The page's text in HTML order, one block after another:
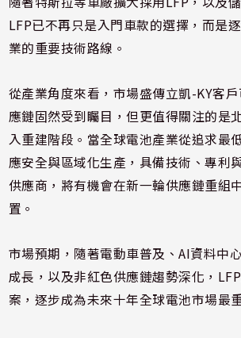
LFP已不再只是入門車款的選擇，而是
業的重要技術路線。
從產業角度來看，市場盛傳立凱-KY客
應鏈固然受到矚目，但更值得關注的是
入重建階段。當全球電池產業從追求最
應安全與區域化生產，具備技術、專利
供應商，將有機會在新一輪供應鏈重組
置。
市場預期，隨著電動車普及、AI資料中
成長，以及非紅色供應鏈趨勢深化，
案，逐步成為未來十年全球電池市場最